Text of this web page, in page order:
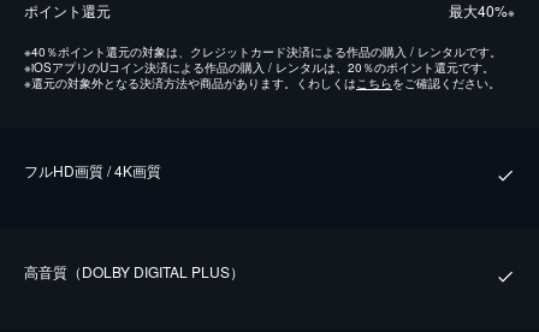
ポイント還元 最⼤40%※
※40％ポイント還元の対象は、クレジットカード決済による作品の購入 / レンタルです。
※iOSアプリのUコイン決済による作品の購入 / レンタルは、20％のポイント還元です。
※還元の対象外となる決済方法や商品があります。くわしくはこちらをご確認ください。
フルHD画質 / 4K画質
⾼⾳質（DOLBY DIGITAL PLUS）